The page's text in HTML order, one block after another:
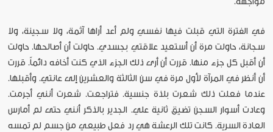
في الفترة التي قبلت فيها نفسي ولم أعد أراها آثمة، ولا سجينة، ولا
سجانة، حاولت مرة أن أستعيد علاقتي بجسدي. حاولت أن أصالحها. حاولت
أن أقبل كل جزء منها. قررت أن أرى ذلك الجزء الذي كنت أخافه دائماً. قررت
أن أنظر في المرآة لأول مرة في سن الثالثة والعشرين إلى عانتي. وأقبلها.
عندما فعلت ذلك شعرت بلذة جنسية. فتراجعت. شعرت أنني أجرمت.
وعادت أسوار السجن تضيق ثانية علي. الجدير بالذكر أنني حتى لم أمارس
العادة السرية. كانت تلك الرعشة هي رد فعل طبيعي من جسم لم تمسه